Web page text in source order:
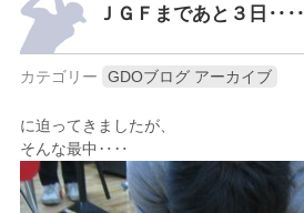
ＪＧＦまであと３日‥‥
カテゴリー GDOブログ アーカイブ
に迫ってきましたが、
そんな最中‥‥